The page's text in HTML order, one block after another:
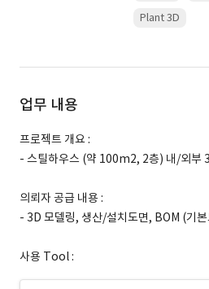
Plant 3D
업무 내용
프로젝트 개요 :
- 스틸하우스 (약 100m2, 2층) 내/외부
의뢰자 공급 내용 :
- 3D 모델링, 생산/설치도면, BOM (기
사용 Tool :